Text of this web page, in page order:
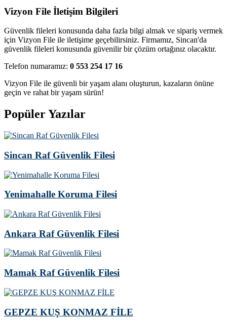
Vizyon File İletişim Bilgileri
Güvenlik fileleri konusunda daha fazla bilgi almak ve sipariş vermek
için Vizyon File ile iletişime geçebilirsiniz. Firmamız, Sincan'da
güvenlik fileleri konusunda güvenilir bir çözüm ortağınız olacaktır.
Telefon numaramız: 0 553 254 17 16
Vizyon File ile güvenli bir yaşam alanı oluşturun, kazaların önüne
geçin ve rahat bir yaşam sürün!
Popüler Yazılar
Sincan Raf Güvenlik Filesi
Yenimahalle Koruma Filesi
Ankara Raf Güvenlik Filesi
Mamak Raf Güvenlik Filesi
GEPZE KUŞ KONMAZ FİLE